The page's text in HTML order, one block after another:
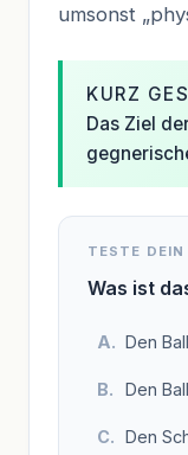
umsonst
KURZ
Das Ziel
TESTE DEIN
Was ist
Den
Den
Den